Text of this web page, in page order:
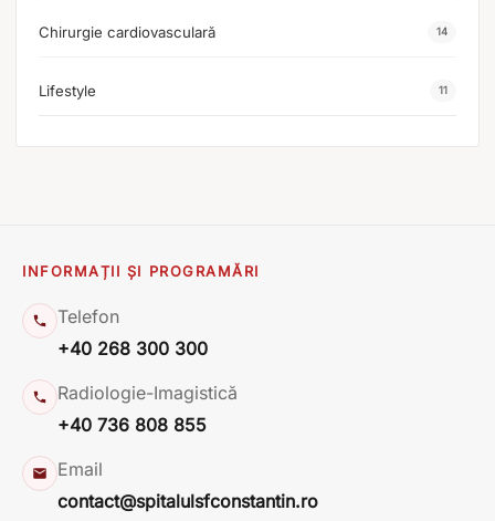
Chirurgie cardiovasculară 14
Lifestyle 11
INFORMAȚII ȘI PROGRAMĂRI
Telefon
+40 268 300 300
Radiologie-Imagistică
+40 736 808 855
Email
contact@spitalulsfconstantin.ro